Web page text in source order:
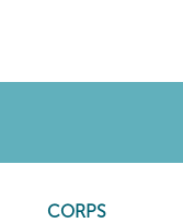
CORPS